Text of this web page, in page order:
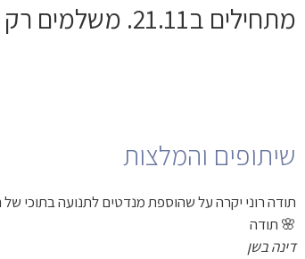
מתחילים ב21.11. משלמים רק 210 שקלים!
שיתופים והמלצות
תודה רוני יקרה על שהוספת מנדטים לתנועה בתוכי
🌸 תודה
דינה בשן